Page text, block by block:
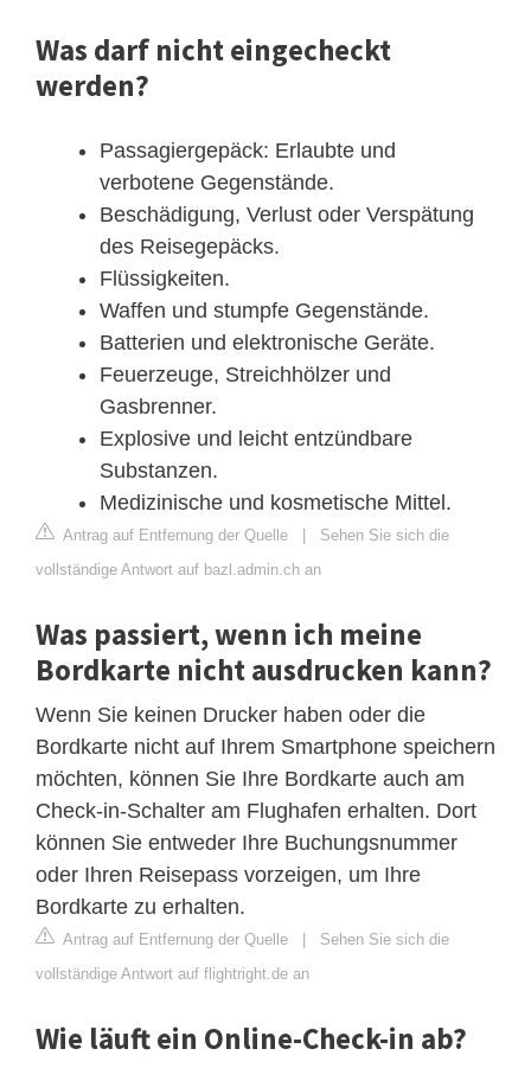
Was darf nicht eingecheckt
werden?
Passagiergepäck: Erlaubte und
verbotene Gegenstände.
Beschädigung, Verlust oder Verspätung
des Reisegepäcks.
Flüssigkeiten.
Waffen und stumpfe Gegenstände.
Batterien und elektronische Geräte.
Feuerzeuge, Streichhölzer und
Gasbrenner.
Explosive und leicht entzündbare
Substanzen.
Medizinische und kosmetische Mittel.
Antrag auf Entfernung der Quelle | Sehen Sie sich die
vollständige Antwort auf bazl.admin.ch an
Was passiert, wenn ich meine
Bordkarte nicht ausdrucken kann?
Wenn Sie keinen Drucker haben oder die
Bordkarte nicht auf Ihrem Smartphone speichern
möchten, können Sie Ihre Bordkarte auch am
Check-in-Schalter am Flughafen erhalten. Dort
können Sie entweder Ihre Buchungsnummer
oder Ihren Reisepass vorzeigen, um Ihre
Bordkarte zu erhalten.
Antrag auf Entfernung der Quelle | Sehen Sie sich die
vollständige Antwort auf flightright.de an
Wie läuft ein Online-Check-in ab?